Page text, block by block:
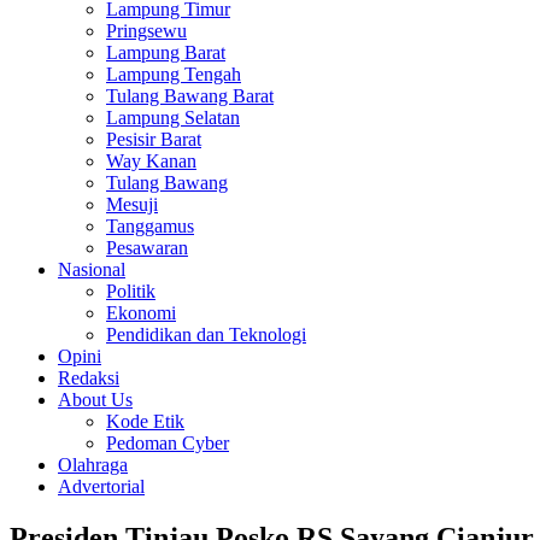
Lampung Timur
Pringsewu
Lampung Barat
Lampung Tengah
Tulang Bawang Barat
Lampung Selatan
Pesisir Barat
Way Kanan
Tulang Bawang
Mesuji
Tanggamus
Pesawaran
Nasional
Politik
Ekonomi
Pendidikan dan Teknologi
Opini
Redaksi
About Us
Kode Etik
Pedoman Cyber
Olahraga
Advertorial